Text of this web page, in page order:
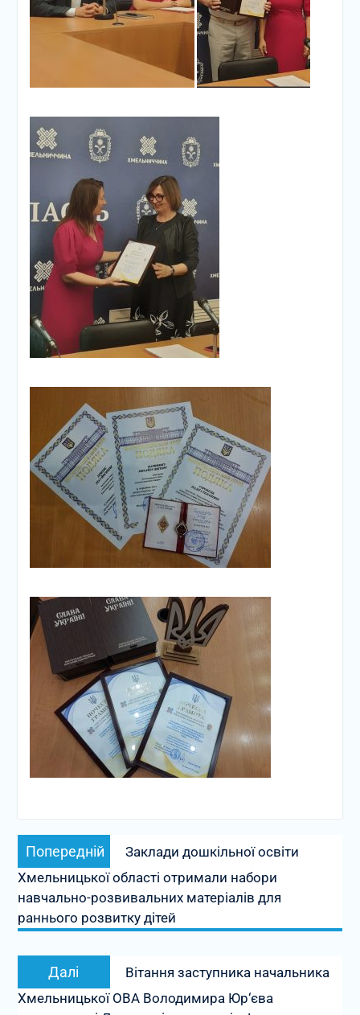
Навігація
записів
Попередній
запис:
Заклади дошкільної освіти
Хмельницької області отримали набори
навчально-розвивальних матеріалів для
раннього розвитку дітей
Далі
Наступний
запис:
Вітання заступника начальника
Хмельницької ОВА Володимира Юр‘єва